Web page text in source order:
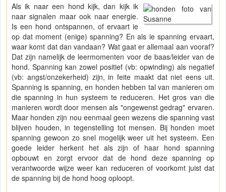
Als ik naar een hond kijk, dan kijk ik
naar signalen maar ook naar energie.
Is een hond ontspannen, of ervaart ie
op dat moment (enige) spanning? En als ie spanning ervaart,
waar komt dat dan vandaan? Wat gaat er allemaal aan vooraf?
Dat zijn namelijk de leermomenten voor de baas/leider van de
hond. Spanning kan zowel positief (vb: opwinding) als negatief
(vb: angst/onzekerheid) zijn, in feite maakt dat niet eens uit.
Spanning is spanning, en honden hebben tal van manieren om
die spanning in hun systeem te reduceren. Het gros van die
manieren wordt door mensen als "ongewenst gedrag" ervaren.
Maar honden zijn nou eenmaal geen wezens die spanning vast
blijven houden, in tegenstelling tot mensen. Bij honden moet
spanning gewoon zo snel mogelijk weer uit het systeem. Een
goede leider herkent het als zijn of haar hond spanning
opbouwt en zorgt ervoor dat de hond deze spanning op
verantwoorde wijze weer kan reduceren of voorkomt juist dat
de spanning bij de hond hoog oploopt.